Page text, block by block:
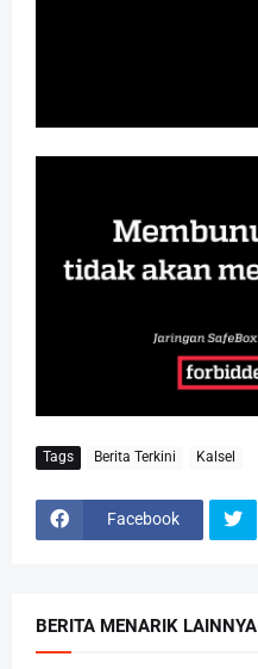
Tags Berita Terkini Kalsel
Facebook
BERITA MENARIK LAINNYA